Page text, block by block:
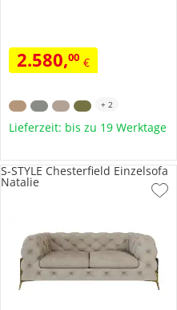
2.580,00 €
+ 2
Lieferzeit: bis zu 19 Werktage
S-STYLE Chesterfield Einzelsofa
Natalie